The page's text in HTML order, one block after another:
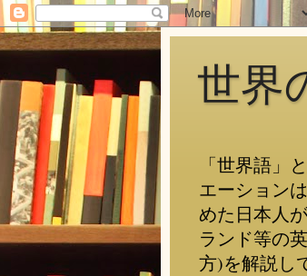
世界
「世界語」
エーション
めた日本人
ランド等の
方)を解説し